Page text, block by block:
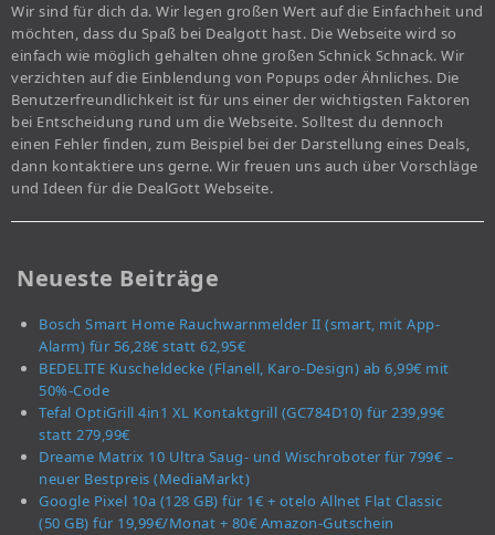
Wir sind für dich da. Wir legen großen Wert auf die Einfachheit und
möchten, dass du Spaß bei Dealgott hast. Die Webseite wird so
einfach wie möglich gehalten ohne großen Schnick Schnack. Wir
verzichten auf die Einblendung von Popups oder Ähnliches. Die
Benutzerfreundlichkeit ist für uns einer der wichtigsten Faktoren
bei Entscheidung rund um die Webseite. Solltest du dennoch
einen Fehler finden, zum Beispiel bei der Darstellung eines Deals,
dann kontaktiere uns gerne. Wir freuen uns auch über Vorschläge
und Ideen für die DealGott Webseite.
Neueste Beiträge
Bosch Smart Home Rauchwarnmelder II (smart, mit App-
Alarm) für 56,28€ statt 62,95€
BEDELITE Kuscheldecke (Flanell, Karo-Design) ab 6,99€ mit
50%-Code
Tefal OptiGrill 4in1 XL Kontaktgrill (GC784D10) für 239,99€
statt 279,99€
Dreame Matrix 10 Ultra Saug- und Wischroboter für 799€ –
neuer Bestpreis (MediaMarkt)
Google Pixel 10a (128 GB) für 1€ + otelo Allnet Flat Classic
(50 GB) für 19,99€/Monat + 80€ Amazon-Gutschein